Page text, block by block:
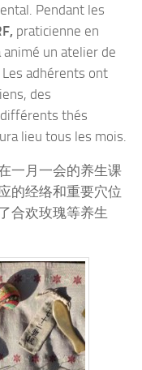
Pendant les
praticienne en
un atelier de
adhérents ont
des
thés
lieu tous les mois.
一月一会的养生课
的经络和重要穴位
合欢玫瑰等养生